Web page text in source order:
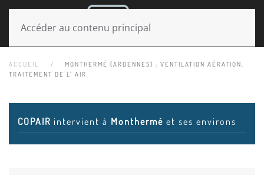
Accéder au contenu principal
ACCUEIL
MONTHERMÉ (ARDENNES) : VENTILATION AÉRATION,
TRAITEMENT DE L’ AIR
COPAIR intervient à Monthermé et ses environs